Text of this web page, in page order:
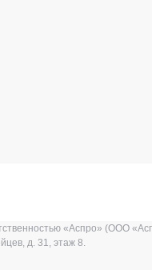
«Аспро» (ООО
д. 31, этаж 8.